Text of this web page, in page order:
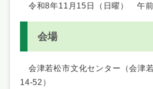
令和8年11月15日（日曜） 午
会場
会津若松市文化センター（会津
14-52）